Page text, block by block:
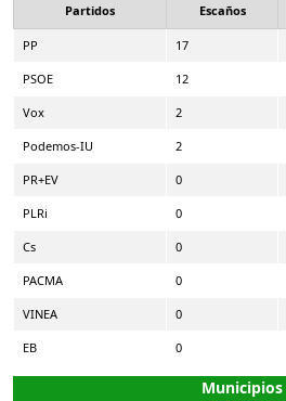
Partidos Escaños
PP 17
PSOE 12
Vox 2
Podemos-IU 2
PR+EV 0
PLRi 0
Cs 0
PACMA 0
VINEA 0
EB 0
Municipios